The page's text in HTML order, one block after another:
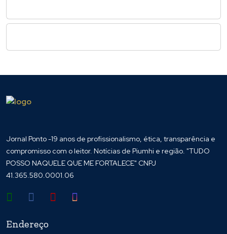
Jornal Ponto -19 anos de profissionalismo, ética, transparência e
compromisso com o leitor. Notícias de Piumhi e região. "TUDO
POSSO NAQUELE QUE ME FORTALECE" CNPJ
41.365.580.0001.06
Endereço